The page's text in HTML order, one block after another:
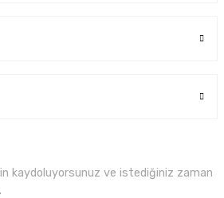
kaydoluyorsunuz ve istediğiniz zaman